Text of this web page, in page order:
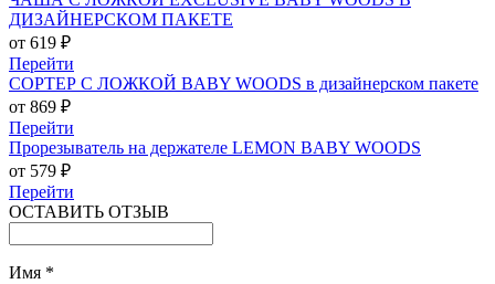
ДИЗАЙНЕРСКОМ ПАКЕТЕ
от 619 ₽
Перейти
СОРТЕР С ЛОЖКОЙ BABY WOODS в дизайнерском пакете
от 869 ₽
Перейти
Прорезыватель на держателе LEMON BABY WOODS
от 579 ₽
Перейти
ОСТАВИТЬ ОТЗЫВ
Имя *